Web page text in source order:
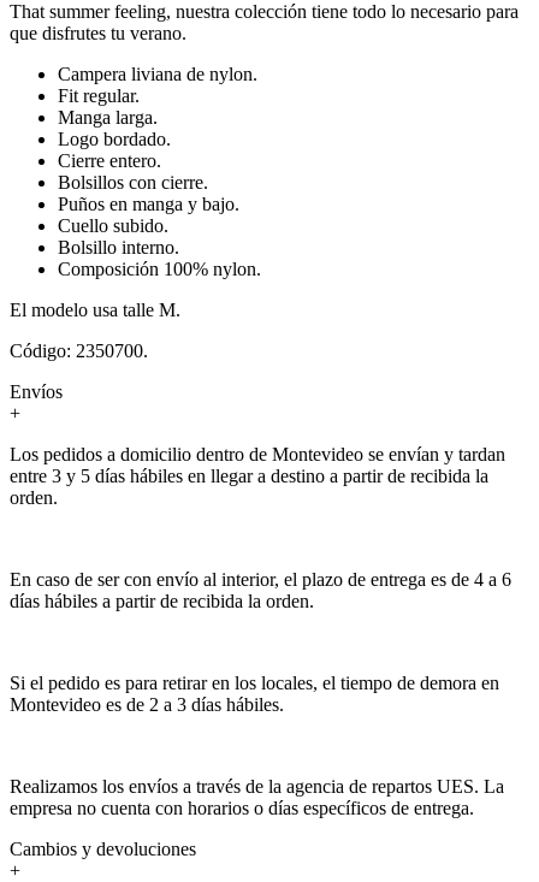
That summer feeling, nuestra colección tiene todo lo necesario para
que disfrutes tu verano.
Campera liviana de nylon.
Fit regular.
Manga larga.
Logo bordado.
Cierre entero.
Bolsillos con cierre.
Puños en manga y bajo.
Cuello subido.
Bolsillo interno.
Composición 100% nylon.
El modelo usa talle M.
Código: 2350700.
Envíos
+
Los pedidos a domicilio dentro de Montevideo se envían y tardan
entre 3 y 5 días hábiles en llegar a destino a partir de recibida la
orden.
En caso de ser con envío al interior, el plazo de entrega es de 4 a 6
días hábiles a partir de recibida la orden.
Si el pedido es para retirar en los locales, el tiempo de demora en
Montevideo es de 2 a 3 días hábiles.
Realizamos los envíos a través de la agencia de repartos UES. La
empresa no cuenta con horarios o días específicos de entrega.
Cambios y devoluciones
+